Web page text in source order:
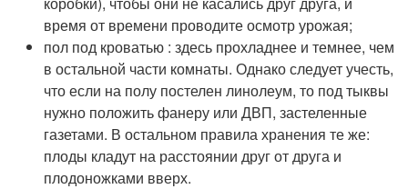
время от времени проводите осмотр урожая;
пол под кроватью : здесь прохладнее и темнее, чем
в остальной части комнаты. Однако следует учесть,
что если на полу постелен линолеум, то под тыквы
нужно положить фанеру или ДВП, застеленные
газетами. В остальном правила хранения те же:
плоды кладут на расстоянии друг от друга и
плодоножками вверх.